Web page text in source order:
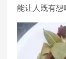
能让人既有想